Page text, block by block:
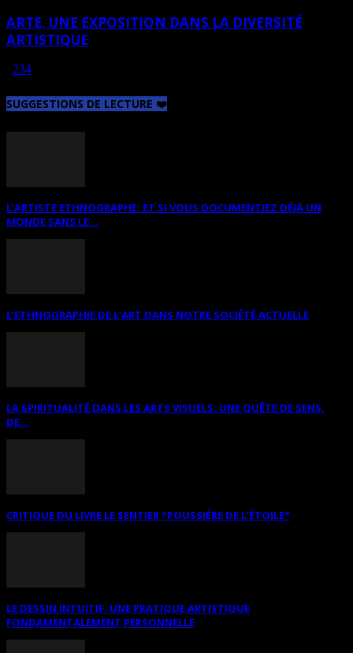
ARTE, UNE EXPOSITION DANS LA DIVERSITÉ
ARTISTIQUE
234
SUGGESTIONS DE LECTURE ❤️
L’ARTISTE ETHNOGRAPHE: ET SI VOUS DOCUMENTIEZ DÉJÀ UN
MONDE SANS LE...
L’ETHNOGRAPHIE DE L’ART DANS NOTRE SOCIÉTÉ ACTUELLE
LA SPIRITUALITÉ DANS LES ARTS VISUELS: UNE QUÊTE DE SENS,
DE...
CRITIQUE DU LIVRE LE SENTIER *POUSSIÈRE DE L’ÉTOILE*
LE DESSIN INTUITIF. UNE PRATIQUE ARTISTIQUE
FONDAMENTALEMENT PERSONNELLE